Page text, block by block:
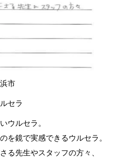
市
セラ
ウルセラ。
を鏡で実感できるウルセラ。
る先生やスタッフの方々、